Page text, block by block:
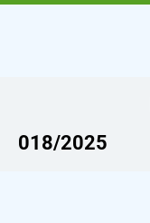
018/2025